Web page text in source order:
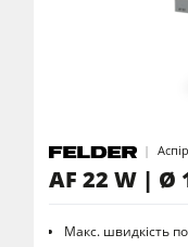
AF 22 W | Ø
Макс. швидкість